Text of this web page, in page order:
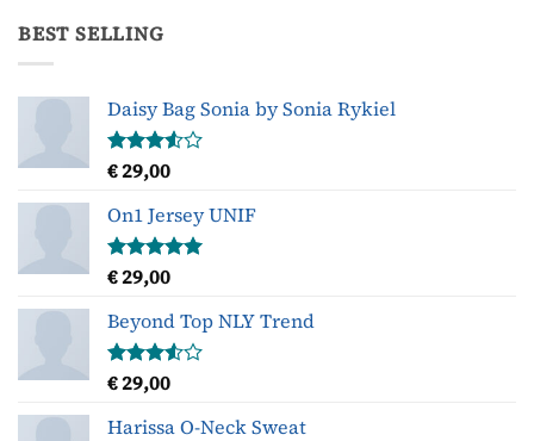
BEST SELLING
Daisy Bag Sonia by Sonia Rykiel
Gewaardeerd
uit
5
€29,00
On1 Jersey UNIF
Gewaardeerd
uit 5
€29,00
Beyond Top NLY Trend
Gewaardeerd
uit
5
€29,00
Harissa O-Neck Sweat